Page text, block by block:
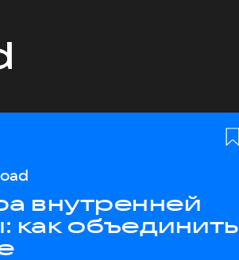
внутренней
как объединить